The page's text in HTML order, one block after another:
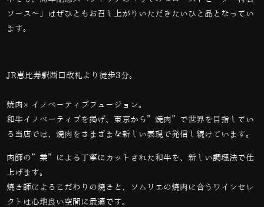
ソース～」はぜひともお召し上がりいただきたいひと品となってい
ます。
JR恵比寿駅西口改札より徒歩3分。
焼肉×イノベーティブフュージョン。
和牛イノベーティブを掲げ、東京から”焼肉”で世界を目指してい
る当店では、焼肉をさまざまな新しい表現で発信し続けています。
肉師の”業”による丁寧にカットされた和牛を、新しい調理法で仕
上げます。
焼き師によるこだわりの焼きと、ソムリエの焼肉に合うワインセレ
クトは心地良い空間に最適です。